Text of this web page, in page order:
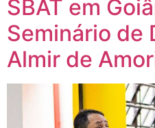
SBAT em
Seminário de
Almir de